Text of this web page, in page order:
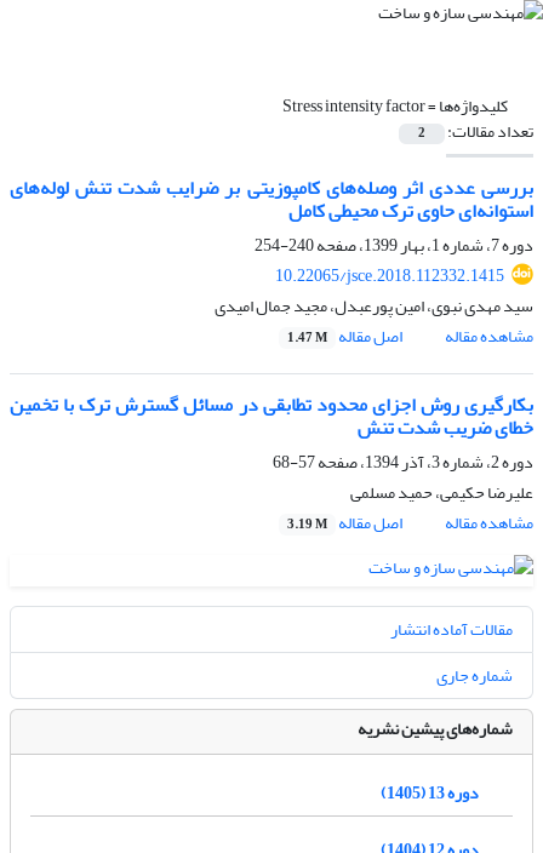
کلیدواژه‌ها =Stress intensity factor
تعداد مقالات: 2
بررسی عددی اثر وصله‌های کامپوزیتی بر ضرایب شدت تنش لوله‌های
استوانه‌ای حاوی ترک محیطی کامل
دوره 7، شماره 1، بهار 1399، صفحه
240-254
10.22065/jsce.2018.112332.1415
سید مهدی نبوی، امین پورعبدل، مجید جمال امیدی
مشاهده مقاله
اصل مقاله 1.47 M
بکارگیری روش اجزای محدود تطابقی در مسائل گسترش ترک با تخمین
خطای ضریب شدت تنش
دوره 2، شماره 3، آذر 1394، صفحه
57-68
علیرضا حکیمی، حمید مسلمی
مشاهده مقاله
اصل مقاله 3.19 M
مقالات آماده انتشار
شماره جاری
شماره‌های پیشین نشریه
دوره 13 (1405)